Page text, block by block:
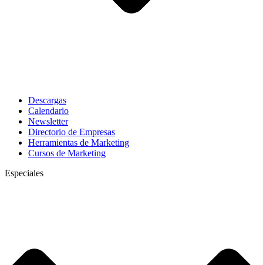
Descargas
Calendario
Newsletter
Directorio de Empresas
Herramientas de Marketing
Cursos de Marketing
Especiales